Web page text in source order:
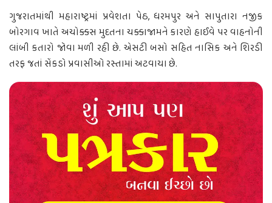
ગુજરાતમાંથી મહારાષ્ટ્રમાં પ્રવેશતા પેઠ, ધરમપુર અને સાપુતારા નજીક
બોરગાવ ખાતે અચોક્કસ મુદતના ચક્કાજામને કારણે હાઈવે પર વાહનોની
લાંબી કતારો જોવા મળી રહી છે. એસટી બસો સહિત નાસિક અને શિરડી
તરફ જતાં સેંકડો પ્રવાસીઓ રસ્તામાં અટવાયા છે.